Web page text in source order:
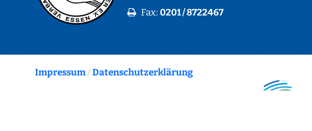
Fax: 0201 / 8722467
Impressum/Datenschutzerklärung